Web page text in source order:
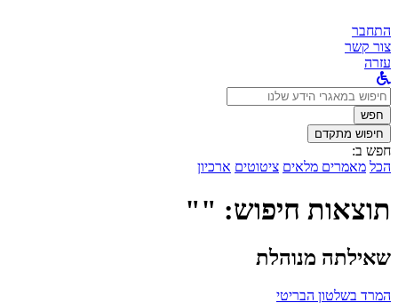
התחבר
צור קשר
עזרה
לחפש
ב:חפש
חיפוש מתקדם
חפש ב:
הכל מאמרים מלאים ציטוטים ארכיון
תוצאות חיפוש: ""
שאילתה מנוהלת
המרד בשלטון הבריטי